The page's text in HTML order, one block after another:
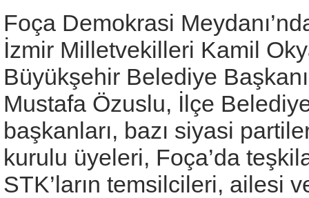
Foça Demokrasi
İzmir Milletvekilleri Kamil
Büyükşehir Belediye
Mustafa Özuslu, İlçe
başkanları, bazı siyasi
kurulu üyeleri, Foça’da
STK’ların temsilcileri, ailesi